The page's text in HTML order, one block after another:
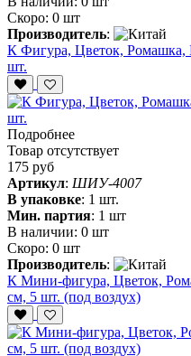
Скоро: 0 шт
Производитель:
К Фигура, Цветок, Ромашка,
шт.
Подробнее
Товар отсутствует
175 руб
Артикул: ШИУ-4007
В упаковке: 1 шт.
Мин. партия: 1 шт
В наличии: 0 шт
Скоро: 0 шт
Производитель:
К Мини-фигура, Цветок,
см, 5 шт. (под воздух)